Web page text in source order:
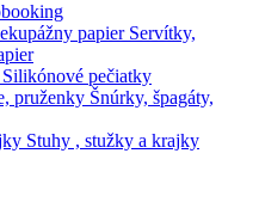
Servítky,
Silikónové pečiatky
Šnúrky, špagáty,
Stuhy , stužky a krajky